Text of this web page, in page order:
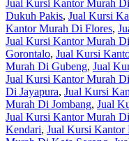
Jual Kursi Kantor Murah
Dukuh Pakis, Jual Kursi
Kantor Murah Di Flores,
Jual Kursi Kantor Murah
Gorontalo, Jual Kursi
Murah Di Gubeng, Jual
Jual Kursi Kantor Murah Di
Di Jayapura, Jual Kursi
Murah Di Jombang, Jual
Jual Kursi Kantor Murah
Kendari, Jual Kursi Kantor